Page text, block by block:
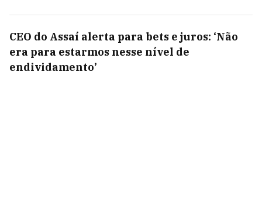
CEO do Assaí alerta para bets e juros: ‘Não
era para estarmos nesse nível de
endividamento’